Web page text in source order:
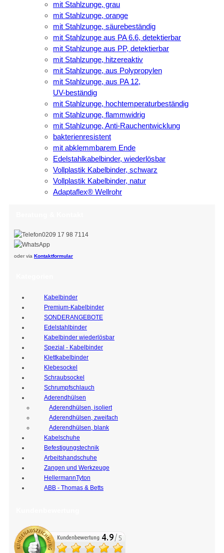
mit Stahlzunge, grau
mit Stahlzunge, orange
mit Stahlzunge, säurebeständig
mit Stahlzunge aus PA 6.6, detektierbar
mit Stahlzunge aus PP, detektierbar
mit Stahlzunge, hitzereaktiv
mit Stahlzunge, aus Polypropylen
mit Stahlzunge, aus PA 12,
UV-beständig
mit Stahlzunge, hochtemperaturbeständig
mit Stahlzunge, flammwidrig
mit Stahlzunge, Anti-Rauchentwicklung
bakterienresistent
mit abklemmbarem Ende
Edelstahlkabelbinder, wiederlösbar
Vollplastik Kabelbinder, schwarz
Vollplastik Kabelbinder, natur
Adaptaflex® Wellrohr
0209 17 98 7114
oder via Kontaktformular
Kabelbinder
Premium-Kabelbinder
SONDERANGEBOTE
Edelstahlbinder
Kabelbinder wiederlösbar
Spezial - Kabelbinder
Klettkabelbinder
Klebesockel
Schraubsockel
Schrumpfschlauch
Aderendhülsen
Aderendhülsen, isoliert
Aderendhülsen, zweifach
Aderendhülsen, blank
Kabelschuhe
Befestigungstechnik
Arbeitshandschuhe
Zangen und Werkzeuge
HellermannTyton
ABB - Thomas & Betts